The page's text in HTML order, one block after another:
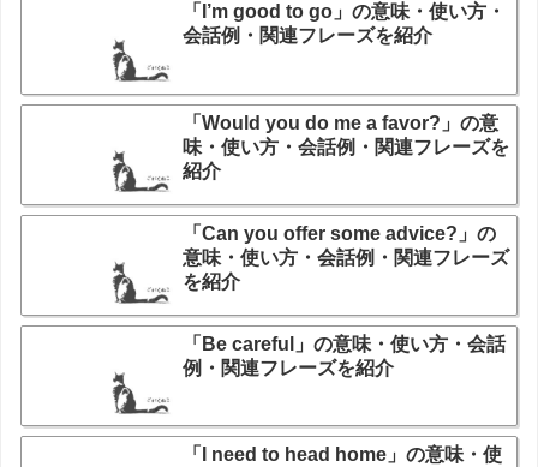
「I’m good to go」の意味・使い方・
会話例・関連フレーズを紹介
「Would you do me a favor?」の意
味・使い方・会話例・関連フレーズを
紹介
「Can you offer some advice?」の
意味・使い方・会話例・関連フレーズ
を紹介
「Be careful」の意味・使い方・会話
例・関連フレーズを紹介
「I need to head home」の意味・使